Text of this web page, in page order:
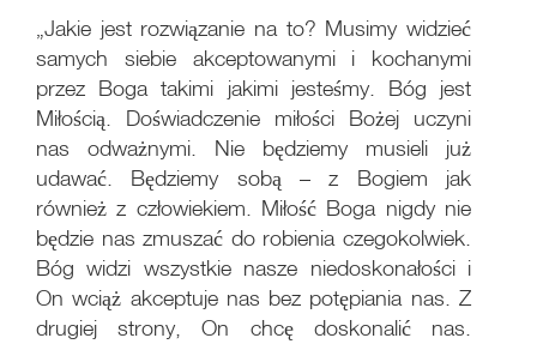
„Jakie jest rozwiązanie na to? Musimy widzieć
samych siebie akceptowanymi i kochanymi
przez Boga takimi jakimi jesteśmy. Bóg jest
Miłością. Doświadczenie miłości Bożej uczyni
nas odważnymi. Nie będziemy musieli już
udawać. Będziemy sobą – z Bogiem jak
również z człowiekiem. Miłość Boga nigdy nie
będzie nas zmuszać do robienia czegokolwiek.
Bóg widzi wszystkie nasze niedoskonałości i
On wciąż akceptuje nas bez potępiania nas. Z
drugiej strony, On chcę doskonalić nas.